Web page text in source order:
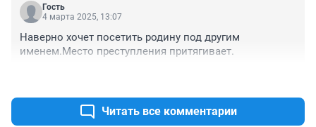
Гость
4 марта 2025, 13:07
Наверно хочет посетить родину под другим
именем.Место преступления притягивает.
Читать все комментарии